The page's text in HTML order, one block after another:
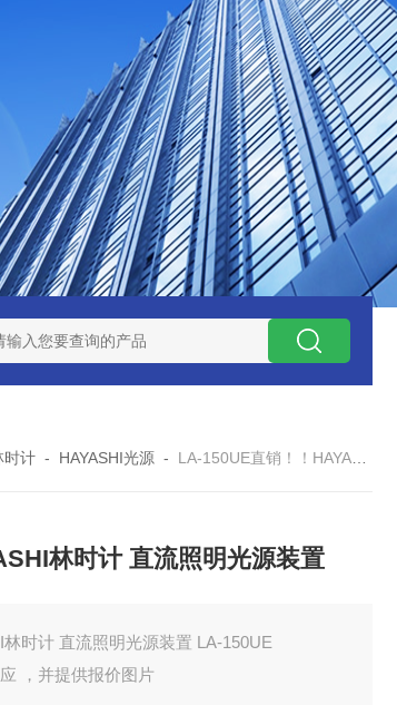
球 AGB-K-0.4-C01-Q69全新！！TORAY东丽
时计 - HAYASHI光源 - LA-150UE直销！！HAYASHI林时计 直流照明光源装置
林时计 直流照明光源装置
时计 直流照明光源装置 LA-150UE
，并提供报价图片